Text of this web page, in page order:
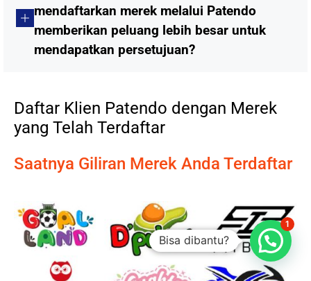
mendaftarkan merek melalui Patendo
memberikan peluang lebih besar untuk
mendapatkan persetujuan?
Daftar Klien Patendo dengan Merek
yang Telah Terdaftar
Saatnya Giliran Merek Anda Terdaftar
Bisa dibantu?
1